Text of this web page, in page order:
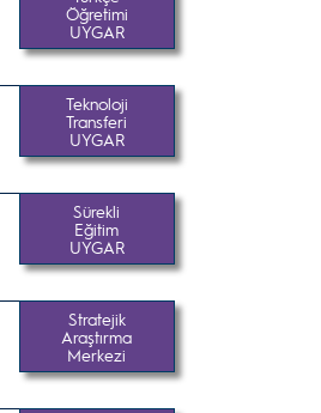
Öğretimi
UYGAR
Teknoloji
Transferi
UYGAR
Sürekli
Eğitim
UYGAR
Stratejik
Araştırma
Merkezi